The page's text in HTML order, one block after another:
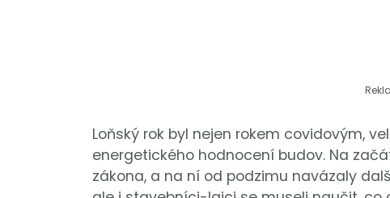
Loňský rok byl nejen rokem covidovým,
energetického hodnocení budov. Na
zákona, a na ní od podzimu navázaly